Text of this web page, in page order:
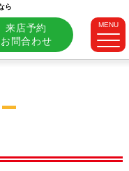
ら
来店予約
お問合わせ
MENU